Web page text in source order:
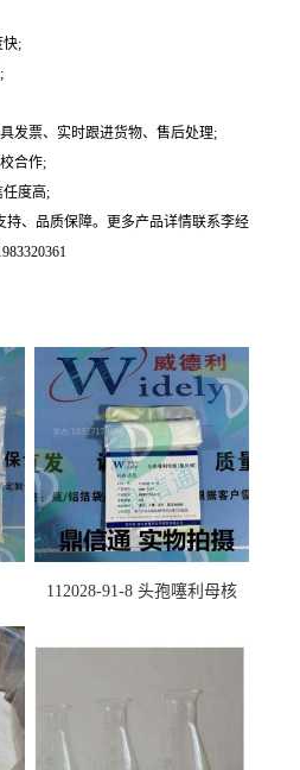
快;
发票、实时跟进货物、售后处理;
合作;
任度高;
持、品质保障。更多产品详情联系李经
112028-91-8 头孢噻利母核